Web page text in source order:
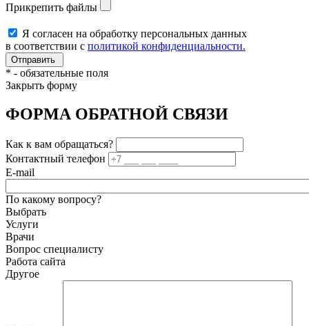
Прикрепить файлы
Я согласен на обработку персональных данных
в соответствии с политикой конфиденциальности.
* - обязательные поля
Закрыть форму
ФОРМА ОБРАТНОЙ СВЯЗИ
Как к вам обращаться?
Контактный телефон
E-mail
По какому вопросу?
Выбрать
Услуги
Врачи
Вопрос специалисту
Работа сайта
Другое